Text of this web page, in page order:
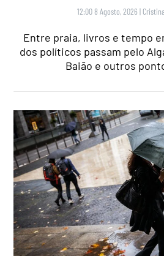
12:00 8 Agosto, 2026 |
Entre praia, livros e tempo
dos políticos passam pelo
Baião e outros